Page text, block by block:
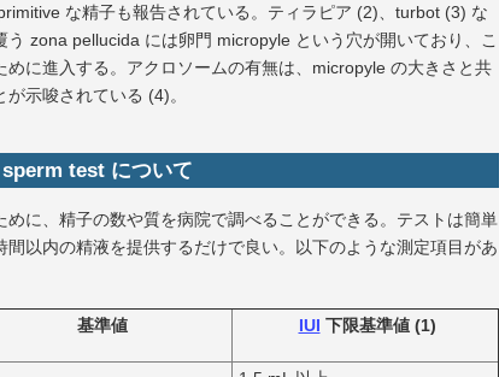
な精子も報告されている。ティラピア (2)、turbot (3) な
う zona pellucida には卵門 micropyle という穴が開いており、こ
めに進入する。アクロソームの有無は、micropyle の大きさと共
示唆されている (4)。
test について
めに、精子の数や質を病院で調べることができる。テストは簡単
間以内の精液を提供するだけで良い。以下のような測定項目があ
基準値 IUI 下限基準値 (1)